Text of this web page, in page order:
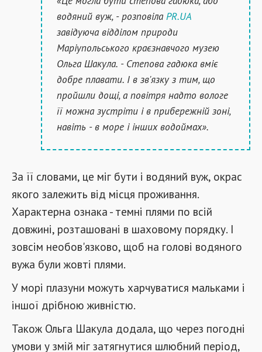
водяний вуж, - розповіла PR.UA
завідуюча відділом природи
Маріупольського краєзнавчого музею
Ольга Шакула. - Степова гадюка вміє
добре плавати. І в зв'язку з тим, що
пройшли дощі, а повітря надто вологе
її можна зустріти і в прибережній зоні,
навіть - в море і інших водоймах».
За її словами, це міг бути і водяний вуж, окрас
якого залежить від місця проживання.
Характерна ознака - темні плями по всій
довжині, розташовані в шаховому порядку. І
зовсім необов'язково, щоб на голові водяного
вужа були жовті плями.
У морі плазуни можуть харчуватися мальками і
іншої дрібною живністю.
Також Ольга Шакула додала, що через погодні
умови у змій міг затягнутися шлюбний період,